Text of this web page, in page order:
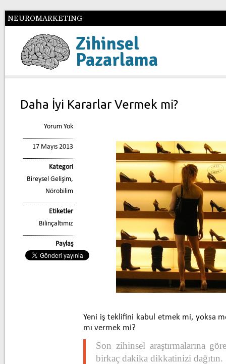
NEUROMARKETING
Zihinsel
Pazarlama
Daha İyi Kararlar Vermek mi?
Yorum Yok
17 Mayıs 2013
Kategori
Bireysel Gelişim,
Nörobilim
Etiketler
Bilinçaltımız
Paylaş
Yeni iş teklifini kabul etmek mi, yoksa
mı vermek mi?
Son zihinsel araştırmalarına
birkaç dakika dikkatinizi dağıtın.